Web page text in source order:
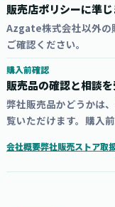
販売店ポリシーに準
Azgate株式会社以外の
ご確認ください。
購入前確認
販売品の確認と相談
弊社販売品かどうかは
覧いただけます。購入
会社概要弊社販売ストア取